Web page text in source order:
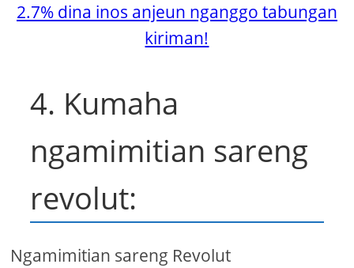
2.7% dina inos anjeun nganggo tabungan
kiriman!
4. Kumaha
ngamimitian sareng
revolut:
Ngamimitian sareng Revolut